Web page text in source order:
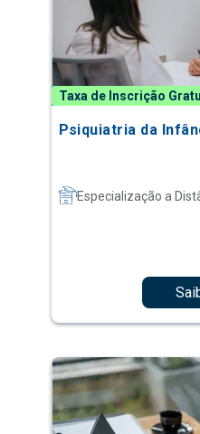
Taxa de Inscrição
Psiquiatria da
Especialização a